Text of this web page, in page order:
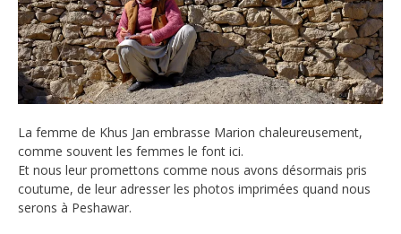
La femme de Khus Jan embrasse Marion chaleureusement,
comme souvent les femmes le font ici.
Et nous leur promettons comme nous avons désormais pris
coutume, de leur adresser les photos imprimées quand nous
serons à Peshawar.